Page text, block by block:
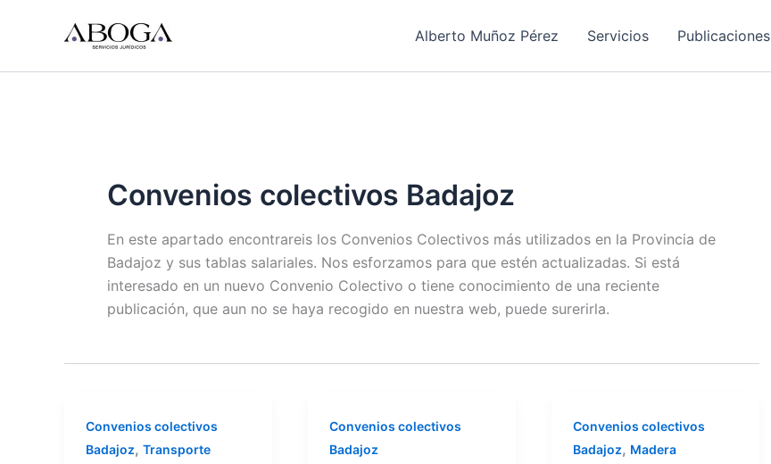
Alberto Muñoz Pérez Servicios Publicaciones
Convenios colectivos Badajoz
En este apartado encontrareis los Convenios Colectivos más utilizados en la Provincia de
Badajoz y sus tablas salariales. Nos esforzamos para que estén actualizadas. Si está
interesado en un nuevo Convenio Colectivo o tiene conocimiento de una reciente
publicación, que aun no se haya recogido en nuestra web, puede surerirla.
Convenios colectivos
Badajoz, Transporte
Convenios colectivos
Badajoz
Convenios colectivos
Badajoz, Madera